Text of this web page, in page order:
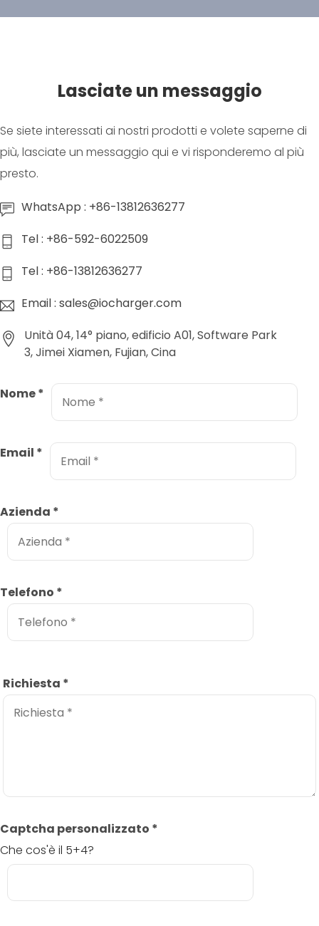
Lasciate un messaggio
Se siete interessati ai nostri prodotti e volete saperne di
più, lasciate un messaggio qui e vi risponderemo al più
presto.
WhatsApp : +86-13812636277
Tel : +86-592-6022509
Tel : +86-13812636277
Email : sales@iocharger.com
Unità 04, 14° piano, edificio A01, Software Park
3, Jimei Xiamen, Fujian, Cina
Nome*
Email *
Azienda *
Telefono *
Richiesta *
Captcha personalizzato *
Che cos'è il 5+4?